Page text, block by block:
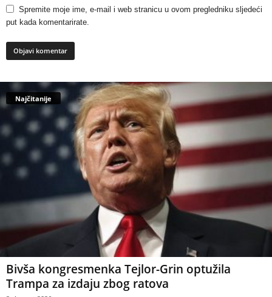
Spremite moje ime, e-mail i web stranicu u ovom pregledniku sljedeći
put kada komentarirate.
Najčitanije
Bivša kongresmenka Tejlor-Grin optužila
Trampa za izdaju zbog ratova